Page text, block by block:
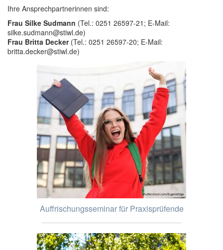
Ihre Ansprechpartnerinnen sind:
Frau Silke Sudmann (Tel.: 0251 26597-21; E-Mail:
silke.sudmann@stiwl.de)
Frau Britta Decker(Tel.: 0251 26597-20; E-Mail:
britta.decker@stiwl.de)
Auffrischungsseminar für Praxisprüfende